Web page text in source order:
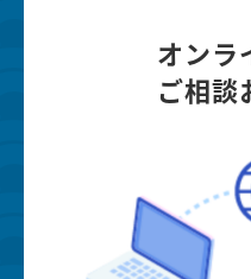
オンラ
ご相談